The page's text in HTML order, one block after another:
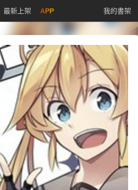
最新上架 APP 我的書架